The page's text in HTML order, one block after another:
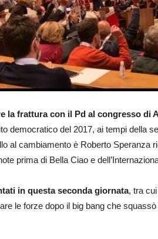
la frattura con il Pd al congresso di
democratico del 2017, ai tempi della
al cambiamento è Roberto Speranza
prima di Bella Ciao e
in questa seconda giornata, tra
le forze dopo il big bang che